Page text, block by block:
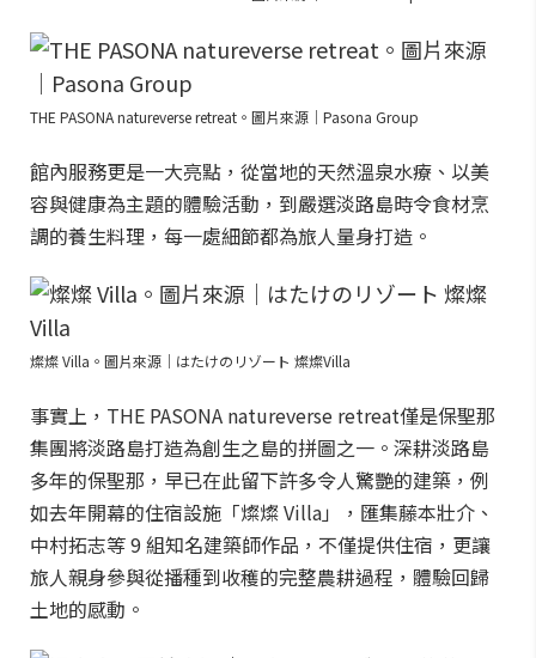
THE PASONA natureverse retreat。圖片來源｜Pasona Group
館內服務更是一大亮點，從當地的天然溫泉水療、以美
容與健康為主題的體驗活動，到嚴選淡路島時令食材烹
調的養生料理，每一處細節都為旅人量身打造。
燦燦 Villa。圖片來源｜はたけのリゾート 燦燦Villa
事實上，THE PASONA natureverse retreat僅是保聖那
集團將淡路島打造為創生之島的拼圖之一。深耕淡路島
多年的保聖那，早已在此留下許多令人驚艷的建築，例
如去年開幕的住宿設施「燦燦 Villa」，匯集藤本壯介、
中村拓志等 9 組知名建築師作品，不僅提供住宿，更讓
旅人親身參與從播種到收穫的完整農耕過程，體驗回歸
土地的感動。